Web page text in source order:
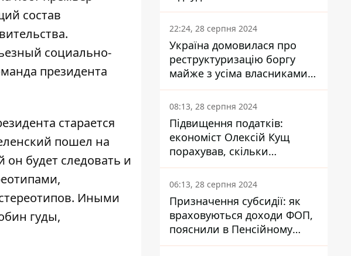
состав
социально-
президента
старается
пошел на
он будет следовать и
Иными
гуды,
підписав закон
22:24, 28 серпня 2024
Україна домовилася про
реструктуризацію боргу
майже з усіма власниками
єврооблігацій: що це
означає для країни
08:13, 28 серпня 2024
Підвищення податків:
економіст Олексій Кущ
порахував, скільки
заплатить кожен українець
06:13, 28 серпня 2024
Призначення субсидії: як
враховуються доходи ФОП,
пояснили в Пенсійному
фонді